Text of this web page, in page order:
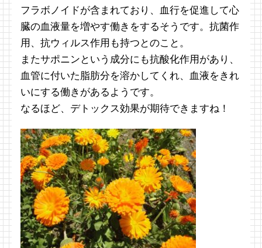
フラボノイドが含まれており、血行を促進して心
臓の血液量を増やす働きをするそうです。抗菌作
用、抗ウィルス作用も持つとのこと。
またサポニンという成分にも抗酸化作用があり、
血管に付いた脂肪分を溶かしてくれ、血液をきれ
いにする働きがあるようです。
なるほど、デトックス効果が期待できますね！